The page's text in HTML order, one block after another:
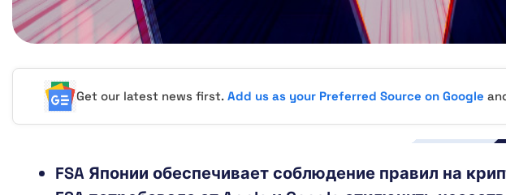
Get our latest news first.Add us as your Preferred Source on Google
FSA Японии обеспечивает соблюдение правил на